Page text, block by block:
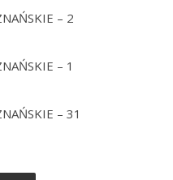
– 2
– 1
– 31